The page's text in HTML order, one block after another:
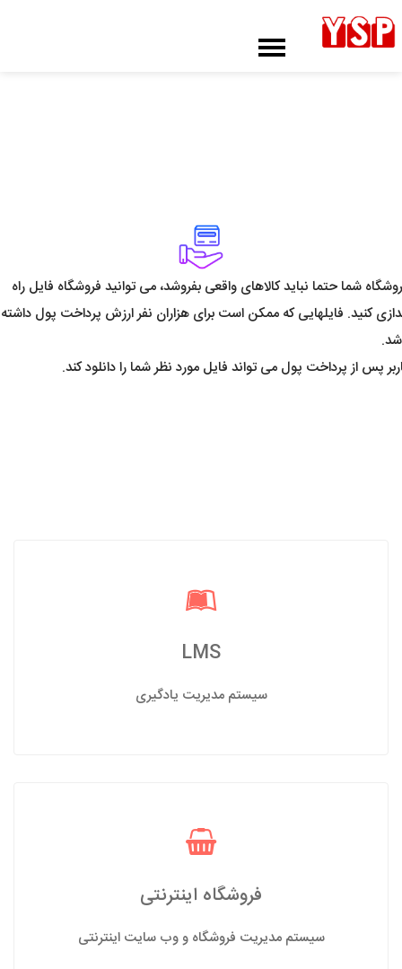
فروش فایل / کالای مجازی
شما حتما نباید کالاهای واقعی بفروشد، می توانید فروشگاه فایل راه
کنید. فایلهایی که ممکن است برای هزاران نفر ارزش پرداخت پول داشته
پس از پرداخت پول می تواند فایل مورد نظر شما را دانلود کند.
LMS
سیستم مدیریت یادگیری
فروشگاه اینترنتی
سیستم مدیریت فروشگاه و وب سایت اینترنتی